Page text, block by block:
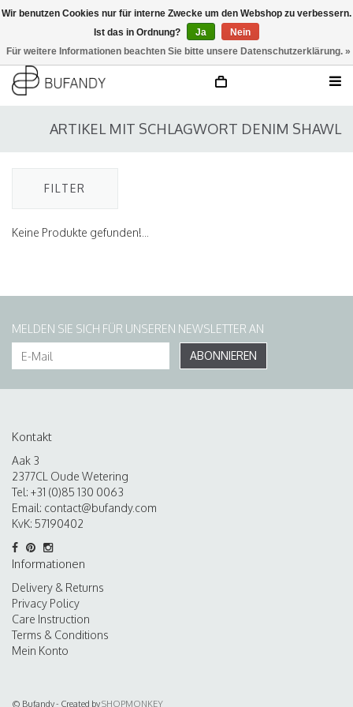
ARTIKEL MIT SCHLAGWORT DENIM SHAWL
FILTER
Keine Produkte gefunden!...
MELDEN SIE SICH FÜR UNSEREN NEWSLETTER AN
ABONNIEREN
Kontakt
Aak 3
2377CL Oude Wetering
Tel: +31 (0)85 130 0063
Email: contact@bufandy.com
KvK: 57190402
Informationen
Delivery & Returns
Privacy Policy
Care Instruction
Terms & Conditions
Mein Konto
© Bufandy - Created bySHOPMONKEY
Wir benutzen Cookies nur für interne Zwecke um den Webshop zu verbessern.
Ist das in Ordnung?
Ja
Nein
Für weitere Informationen beachten Sie bitte unsere Datenschutzerklärung. »